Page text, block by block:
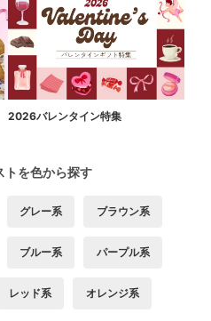
2026バレンタイン特集
トを色から探す
グレー系 ブラウン系
ブルー系 パープル系
レッド系 オレンジ系